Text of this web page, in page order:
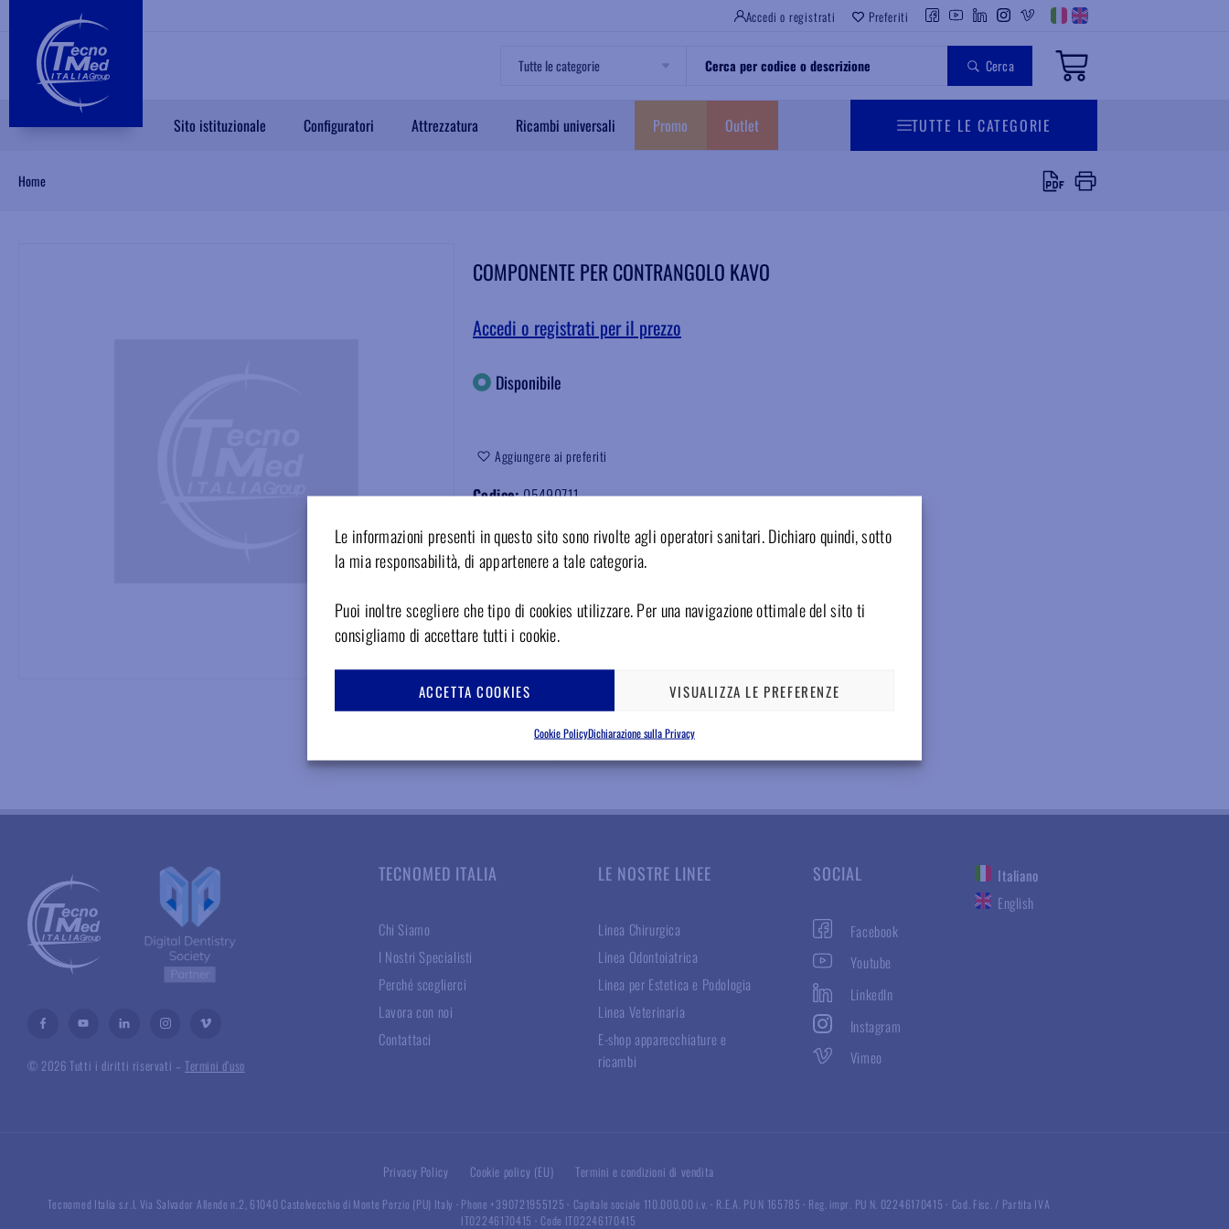
Le informazioni presenti in questo sito sono rivolte agli operatori sanitari. Dichiaro quindi, sotto
la mia responsabilità, di appartenere a tale categoria.
Puoi inoltre scegliere che tipo di cookies utilizzare. Per una navigazione ottimale del sito ti
consigliamo di accettare tutti i cookie.
ACCETTA COOKIES VISUALIZZA LE PREFERENZE
Cookie PolicyDichiarazione sulla Privacy
Accedi o registrati Preferiti
Cerca
Sito istituzionale Configuratori Attrezzatura Ricambi universali Promo Outlet TUTTE LE CATEGORIE
Home
COMPONENTE PER CONTRANGOLO KAVO
Accedi o registrati per il prezzo
Disponibile
Aggiungere ai preferiti
Codice:05490711
© 2026 Tutti i diritti riservati – Termini d’uso
TECNOMED ITALIA
Chi Siamo
I Nostri Specialisti
Perché sceglierci
Lavora con noi
Contattaci
LE NOSTRE LINEE
Linea Chirurgica
Linea Odontoiatrica
Linea per Estetica e Podologia
Linea Veterinaria
E-shop apparecchiature e
ricambi
SOCIAL
Facebook
Youtube
LinkedIn
Instagram
Vimeo
Italiano
English
Privacy Policy Cookie policy (EU) Termini e condizioni di vendita
Tecnomed Italia s.r.l. Via Salvador Allende n.2, 61040 Castelvecchio di Monte Porzio (PU) Italy · Phone +390721955125· Capitale sociale 110.000,00 i.v. · R.E.A. PU N 165785· Reg. impr. PU N. 02246170415· Cod. Fisc. / Partita IVA
IT02246170415 · Code IT02246170415